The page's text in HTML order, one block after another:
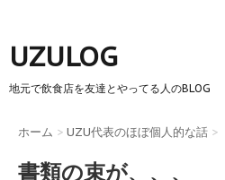
UZULOG
地元で飲食店を友達とやってる人のBLOG
ホーム > UZU代表のほぼ個人的な話 >
書類の束が、、、